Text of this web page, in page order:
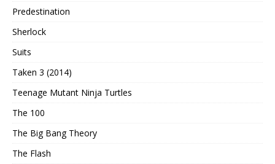
Predestination
Sherlock
Suits
Taken 3 (2014)
Teenage Mutant Ninja Turtles
The 100
The Big Bang Theory
The Flash